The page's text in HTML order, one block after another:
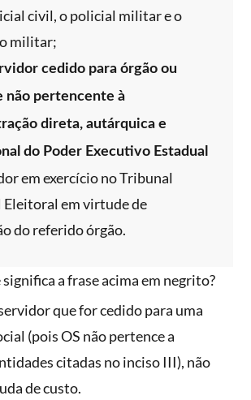
civil, o policial militar e o
militar;
cedido para órgão ou
não pertencente à
direta, autárquica e
do Poder Executivo Estadual
em exercício no Tribunal
Eleitoral em virtude de
do referido órgão.
significa a frase acima em negrito?
que for cedido para uma
(pois OS não pertence a
citadas no inciso III), não
de custo.